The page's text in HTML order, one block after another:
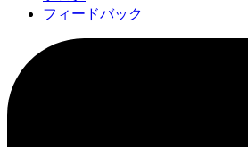
フィードバック